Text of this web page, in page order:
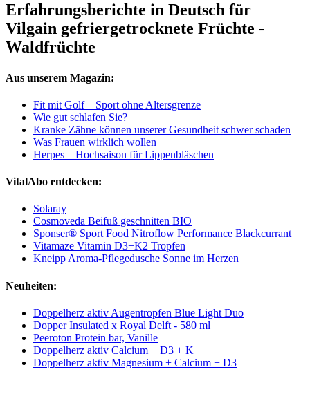
Erfahrungsberichte in Deutsch für
Vilgain gefriergetrocknete Früchte -
Waldfrüchte
Aus unserem Magazin:
Fit mit Golf – Sport ohne Altersgrenze
Wie gut schlafen Sie?
Kranke Zähne können unserer Gesundheit schwer schaden
Was Frauen wirklich wollen
Herpes – Hochsaison für Lippenbläschen
VitalAbo entdecken:
Solaray
Cosmoveda Beifuß geschnitten BIO
Sponser® Sport Food Nitroflow Performance Blackcurrant
Vitamaze Vitamin D3+K2 Tropfen
Kneipp Aroma-Pflegedusche Sonne im Herzen
Neuheiten:
Doppelherz aktiv Augentropfen Blue Light Duo
Dopper Insulated x Royal Delft - 580 ml
Peeroton Protein bar, Vanille
Doppelherz aktiv Calcium + D3 + K
Doppelherz aktiv Magnesium + Calcium + D3